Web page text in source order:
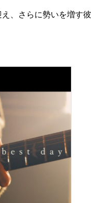
、さらに勢いを増す彼